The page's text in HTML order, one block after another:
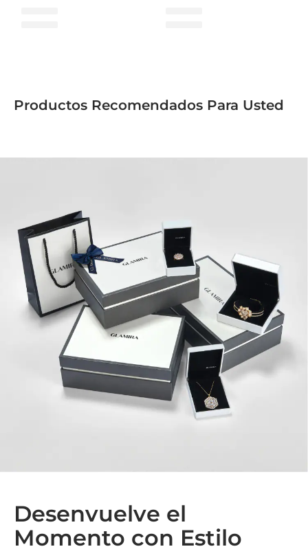
Productos Recomendados Para Usted
Desenvuelve el
Momento con Estilo